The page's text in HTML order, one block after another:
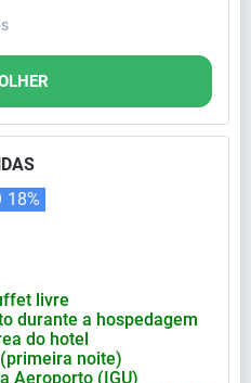
18%
livre
durante a hospedagem
do hotel
noite)
Aeroporto (IGU)